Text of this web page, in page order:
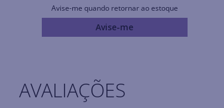
Avise-me quando retornar ao estoque
Avise-me
AVALIAÇÕES